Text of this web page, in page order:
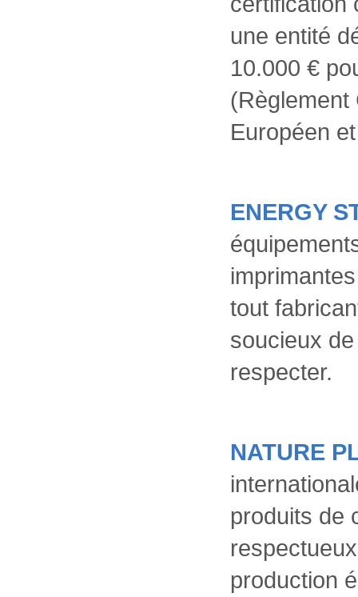
une entité
10.000 €
(Règlement
Européen
ENERGY
tout
soucieux
respecter.
NATURE
produits de
production